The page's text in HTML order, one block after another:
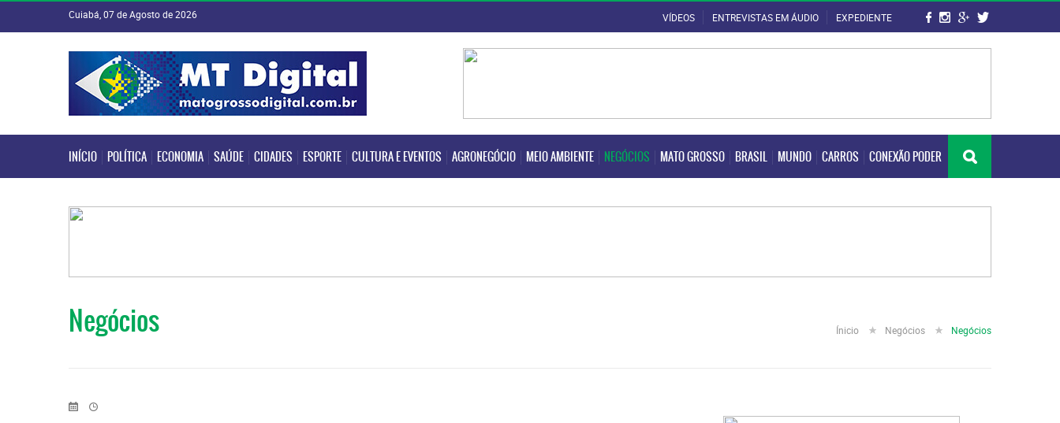
Cuiabá, 07 de Agosto de 2026 VÍDEOS ENTREVISTAS EM ÁUDIO EXPEDIENTE
INÍCIO POLÍTICA ECONOMIA SAÚDE CIDADES ESPORTE CULTURA E EVENTOS AGRONEGÓCIO MEIO AMBIENTE NEGÓCIOS MATO GROSSO BRASIL MUNDO CARROS CONEXÃO PODER
INÍCIO POLÍTICA ECONOMIA MATO GROSSO BRASIL MUNDO CARROS CONEXÃO PODER
Negócios Ínicio Negócios Negócios